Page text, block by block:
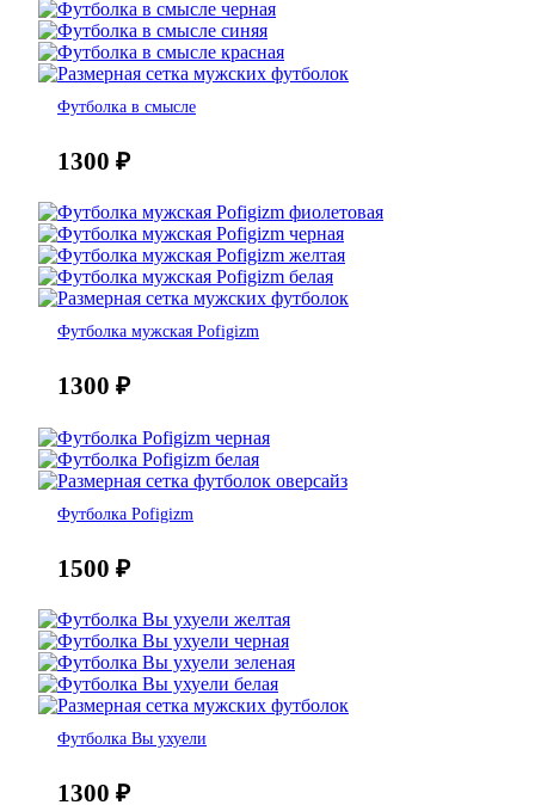
Футболка в смысле
1300 ₽
Футболка мужская Pofigizm
1300 ₽
Футболка Pofigizm
1500 ₽
Футболка Вы ухуели
1300 ₽